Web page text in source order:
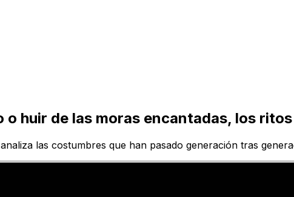
o huir de las moras encantadas, los
las costumbres que han pasado generación tras